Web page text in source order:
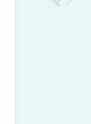
区の夏祭
め |
平区の夏
とめ |
石区の夏
とめ |
区の夏祭
め |